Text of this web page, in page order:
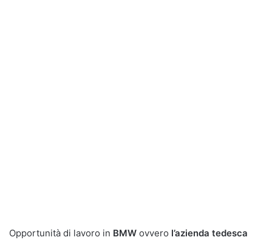
Opportunità di lavoro in BMW ovvero l’azienda tedesca